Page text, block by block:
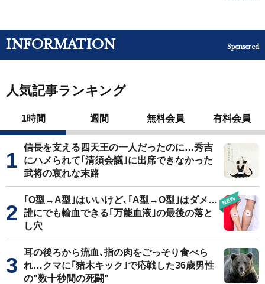
INFORMATION Sponsored
人気記事ランキング
1時間 週間 無料会員 有料会員
信長を支える四天王の一人だったのに…秀吉
にハメられて｢清須会議｣に出席できなかった
武将の哀れな末路
｢O型→A型｣はいいけど､｢A型→O型｣はダメ…
誰にでも輸血できる｢万能血液｣の最後の落と
し穴
耳の後ろから流血､指の肉をごっそり食べら
れ…クマに｢猪木キック｣で応戦した36歳男性
の"数十秒間の死闘"